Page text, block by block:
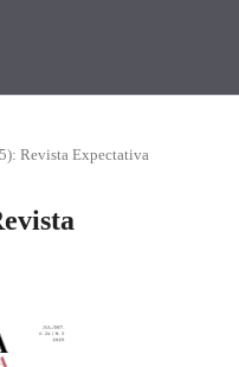
Revista Expectativa